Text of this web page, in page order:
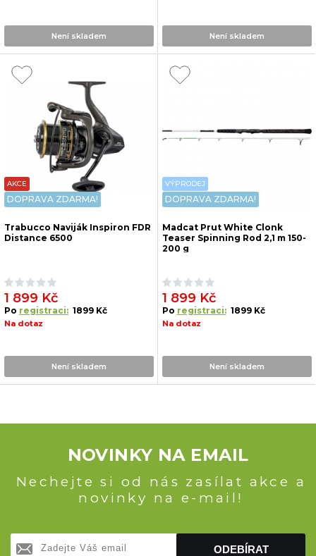
Není skladem Není skladem
AKCE
DOPRAVA ZDARMA!
Trabucco Naviják Inspiron FDR
Distance 6500
1 899 Kč
Po registraci: 1899 Kč
Na dotaz
Není skladem
VÝPRODEJ
DOPRAVA ZDARMA!
Madcat Prut White Clonk
Teaser Spinning Rod 2,1 m 150-
200 g
1 899 Kč
Po registraci: 1899 Kč
Na dotaz
Není skladem
NOVINKY NA EMAIL
Nechejte si od nás zasílat akce a
novinky na e-mail!
ODEBÍRAT